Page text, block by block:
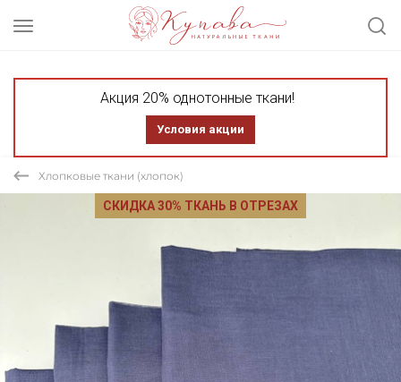
Акция 20% однотонные ткани!
Условия акции
Хлопковые ткани (хлопок)
СКИДКА 30% ТКАНЬ В ОТРЕЗАХ